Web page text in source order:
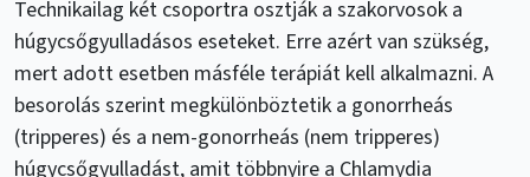
Technikailag két csoportra osztják a szakorvosok a
húgycsőgyulladásos eseteket. Erre azért van szükség,
mert adott esetben másféle terápiát kell alkalmazni. A
besorolás szerint megkülönböztetik a gonorrheás
(tripperes) és a nem-gonorrheás (nem tripperes)
húgycsőgyulladást, amit többnyire a Chlamydia